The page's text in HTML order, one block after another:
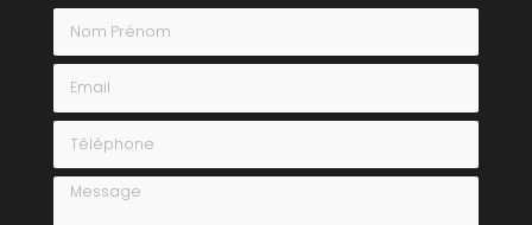
Nom Prénom
Email
Téléphone
Message